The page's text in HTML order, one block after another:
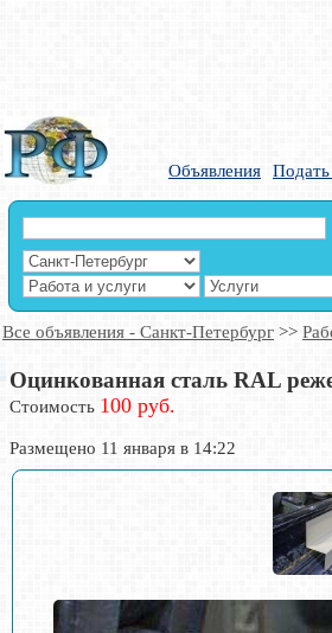
Объявления Подать
Все объявления - Санкт-Петербург >>
Оцинкованная сталь RAL
Стоимость 100 руб.
Размещено 11 января в 14:22